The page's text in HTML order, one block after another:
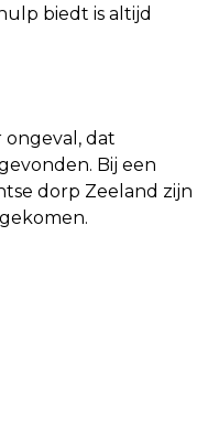
biedt is altijd
ongeval, dat
Bij een
dorp Zeeland zijn